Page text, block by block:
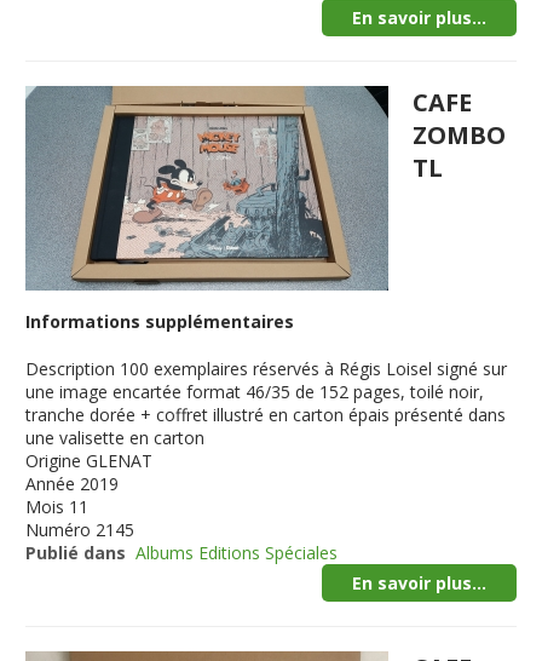
En savoir plus...
CAFE
ZOMBO
TL
Informations supplémentaires
Description 100 exemplaires réservés à Régis Loisel signé sur
une image encartée format 46/35 de 152 pages, toilé noir,
tranche dorée + coffret illustré en carton épais présenté dans
une valisette en carton
Origine GLENAT
Année 2019
Mois 11
Numéro 2145
Publié dans Albums Editions Spéciales
En savoir plus...